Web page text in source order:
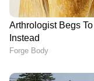
കഴിഞ്ഞ ഒരു
ബാതിൻ
ഇത്തരത്തിൽ
ആട്ടിടയനാണ്
RECOMMENDED